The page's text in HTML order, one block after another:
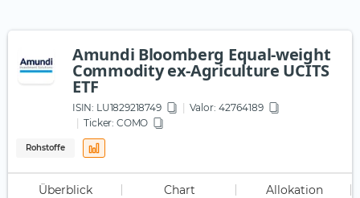
Amundi Bloomberg Equal-weight
Commodity ex-Agriculture UCITS
ETF
ISIN: LU1829218749
Valor: 42764189
Ticker: COMO
Rohstoffe
Überblick Chart Allokation